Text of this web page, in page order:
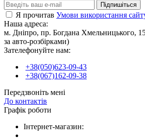
Підпишіться
Я прочитав Умови використання
Наша адреса:
м. Дніпро, пр. Богдана Хмельницького,
за авто-розбірками)
Зателефонуйте нам:
+38(050)623-09-43
+38(067)162-09-38
Передзвоніть мені
До контактів
Графік роботи
Інтернет-магазин: